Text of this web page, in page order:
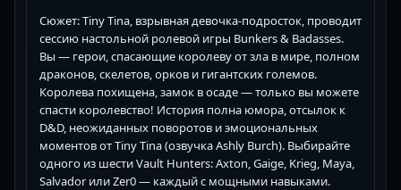
Сюжет: Tiny Tina, взрывная девочка-подросток, проводит
сессию настольной ролевой игры Bunkers & Badasses.
Вы — герои, спасающие королеву от зла в мире, полном
драконов, скелетов, орков и гигантских големов.
Королева похищена, замок в осаде — только вы можете
спасти королевство! История полна юмора, отсылок к
D&D, неожиданных поворотов и эмоциональных
моментов от Tiny Tina (озвучка Ashly Burch). Выбирайте
одного из шести Vault Hunters: Axton, Gaige, Krieg, Maya,
Salvador или Zer0 — каждый с мощными навыками.